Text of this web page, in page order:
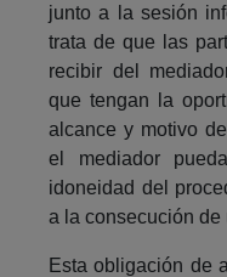
junto a la sesión
trata de que las
recibir del
que tengan la
alcance y motivo
el mediador
idoneidad del
a la consecución de
Esta obligación de